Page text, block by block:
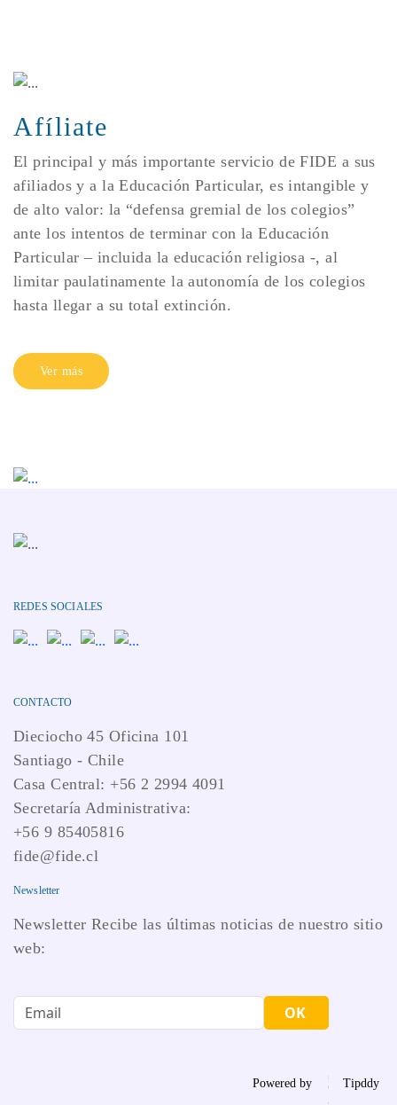
Afíliate
El principal y más importante servicio de FIDE a sus
afiliados y a la Educación Particular, es intangible y
de alto valor: la “defensa gremial de los colegios”
ante los intentos de terminar con la Educación
Particular – incluida la educación religiosa -, al
limitar paulatinamente la autonomía de los colegios
hasta llegar a su total extinción.
Ver más
REDES SOCIALES
CONTACTO
Dieciocho 45 Oficina 101
Santiago - Chile
Casa Central: +56 2 2994 4091
Secretaría Administrativa:
+56 9 85405816
fide@fide.cl
Newsletter
Newsletter Recibe las últimas noticias de nuestro sitio
web:
OK
Powered by Tipddy